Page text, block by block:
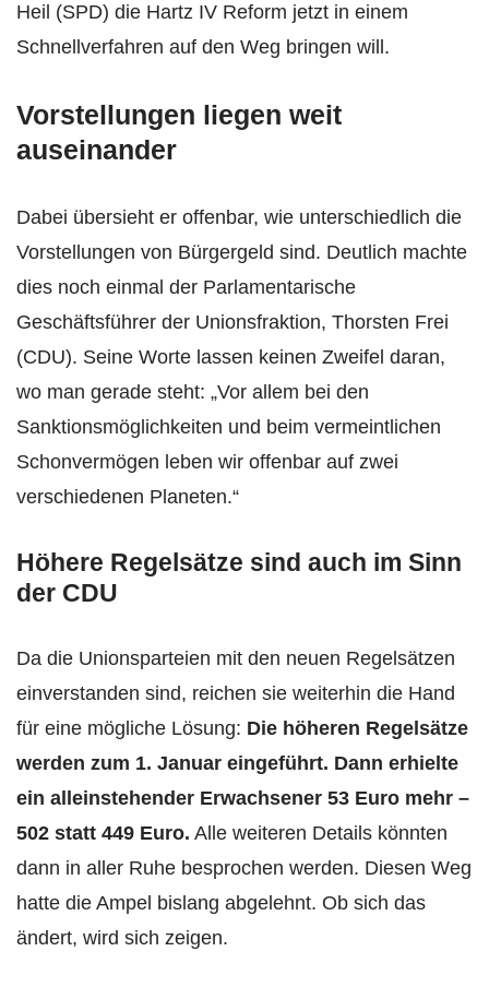
Heil (SPD) die Hartz IV Reform jetzt in einem
Schnellverfahren auf den Weg bringen will.
Vorstellungen liegen weit
auseinander
Dabei übersieht er offenbar, wie unterschiedlich die
Vorstellungen von Bürgergeld sind. Deutlich machte
dies noch einmal der Parlamentarische
Geschäftsführer der Unionsfraktion, Thorsten Frei
(CDU). Seine Worte lassen keinen Zweifel daran,
wo man gerade steht: „Vor allem bei den
Sanktionsmöglichkeiten und beim vermeintlichen
Schonvermögen leben wir offenbar auf zwei
verschiedenen Planeten.“
Höhere Regelsätze sind auch im Sinn
der CDU
Da die Unionsparteien mit den neuen Regelsätzen
einverstanden sind, reichen sie weiterhin die Hand
für eine mögliche Lösung: Die höheren Regelsätze
werden zum 1. Januar eingeführt. Dann erhielte
ein alleinstehender Erwachsener 53 Euro mehr –
502 statt 449 Euro. Alle weiteren Details könnten
dann in aller Ruhe besprochen werden. Diesen Weg
hatte die Ampel bislang abgelehnt. Ob sich das
ändert, wird sich zeigen.